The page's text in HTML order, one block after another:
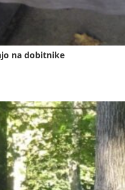
na dobitnike